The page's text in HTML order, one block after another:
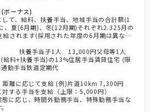
ボーナス)
て、給料、扶養手当、地域手当の合計額(1
、夏(6月期)、冬(12月期)それぞれ2.325月の
されます(採用された年度の6月期は異なる
扶養手当子1人 13,000円父母等1人
料+扶養手当)の13%住居手当賃貸住宅 (限
勤手当鉄道定期代
距離に応じて支給 (例)片道10km 7,300円
する手当を支給（上限：5,000円）
に応じ、時間外勤務手当、特殊勤務手当な